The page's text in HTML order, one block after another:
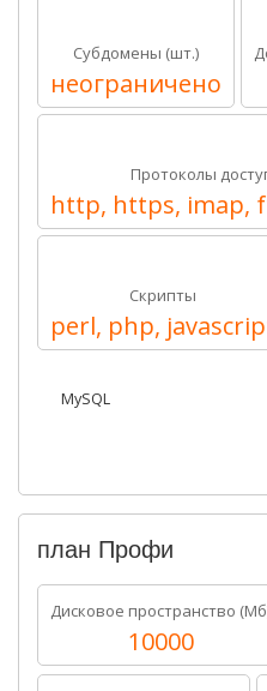
Субдомены (шт.)
неограничено
Протоколы
http, https, imap,
Скрипты
perl, php,
MySQL
план Профи
Дисковое пространство
10000